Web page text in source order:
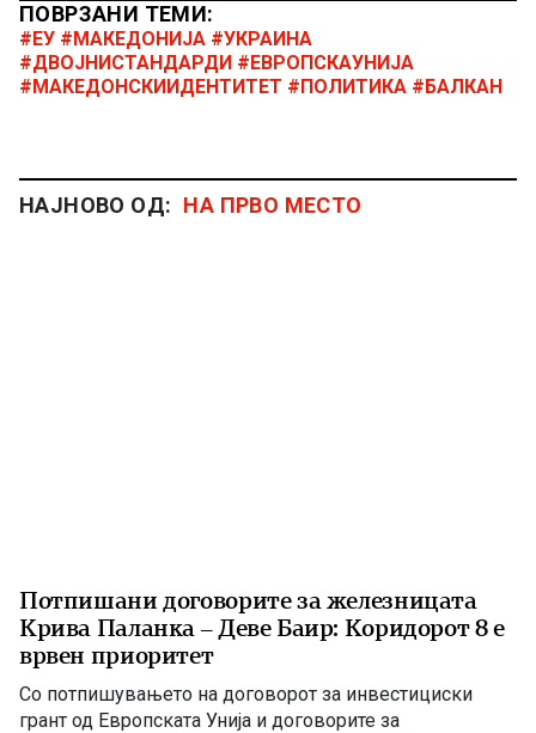
ПОВРЗАНИ ТЕМИ:
#ЕУ #МАКЕДОНИЈА #УКРАИНА
#ДВОЈНИСТАНДАРДИ #ЕВРОПСКАУНИЈА
#МАКЕДОНСКИИДЕНТИТЕТ #ПОЛИТИКА #БАЛКАН
НАЈНОВО ОД: НА ПРВО МЕСТО
Потпишани договорите за железницата
Крива Паланка – Деве Баир: Коридорот 8 е
врвен приоритет
Со потпишувањето на договорот за инвестициски
грант од Европската Унија и договорите за